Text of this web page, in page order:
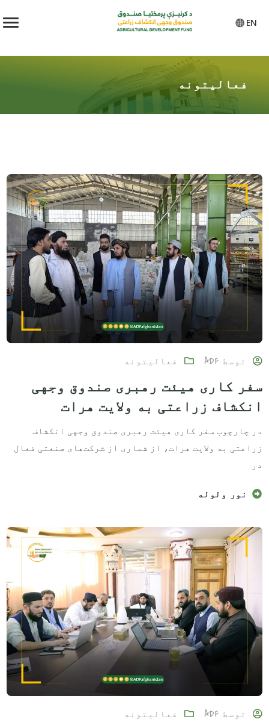
EN
فعالیتونه
توسطADF فعالیتونه
سفر کاری هیئت رهبری صندوق وجهی
انکشاف زراعتی به ولایت هرات
در چارچوب سفر کاری هیئت رهبری صندوق وجهی انکشاف
زراعتی به ولایت هرات، از شماری از شرکت‌های صنعتی فعال
در
نور ولوله
توسطADF فعالیتونه